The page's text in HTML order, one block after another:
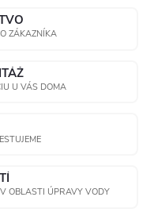
ZÁKAZNÍKA
U VÁS DOMA
OBLASTI ÚPRAVY VODY